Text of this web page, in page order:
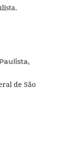
de São